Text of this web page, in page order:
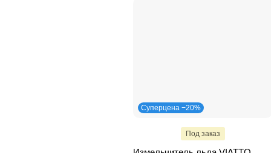
Суперцена −20%
Под заказ